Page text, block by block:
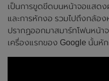
เป็นการขูดขีดบนหน้าจอแสด
และการหักงอ รวมไปถึงกล้อ
ปรากฏออกมาสมาร์ทโฟนหน้า
เครื่องแรกของ Google นั้นหั